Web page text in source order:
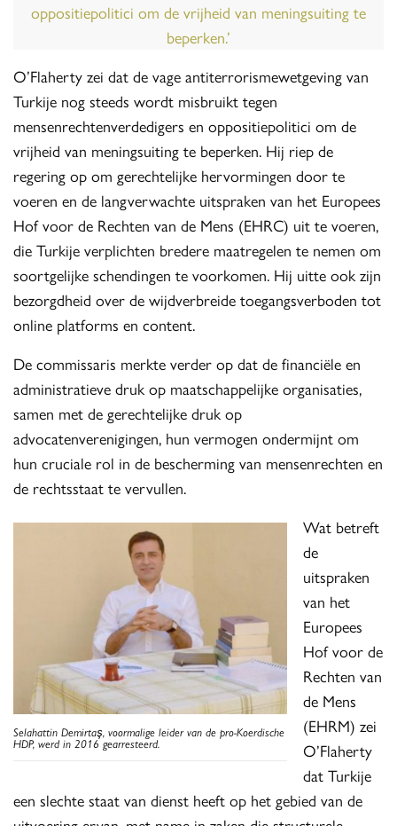
oppositiepolitici om de vrijheid van meningsuiting te
beperken.’
O’Flaherty zei dat de vage antiterrorismewetgeving van
Turkije nog steeds wordt misbruikt tegen
mensenrechtenverdedigers en oppositiepolitici om de
vrijheid van meningsuiting te beperken. Hij riep de
regering op om gerechtelijke hervormingen door te
voeren en de langverwachte uitspraken van het Europees
Hof voor de Rechten van de Mens (EHRC) uit te voeren,
die Turkije verplichten bredere maatregelen te nemen om
soortgelijke schendingen te voorkomen. Hij uitte ook zijn
bezorgdheid over de wijdverbreide toegangsverboden tot
online platforms en content.
De commissaris merkte verder op dat de financiële en
administratieve druk op maatschappelijke organisaties,
samen met de gerechtelijke druk op
advocatenverenigingen, hun vermogen ondermijnt om
hun cruciale rol in de bescherming van mensenrechten en
de rechtsstaat te vervullen.
Selahattin Demirtaş, voormalige leider van de pro-Koerdische
HDP, werd in 2016 gearresteerd.
Wat betreft
de
uitspraken
van het
Europees
Hof voor de
Rechten van
de Mens
(EHRM) zei
O’Flaherty
dat Turkije
een slechte staat van dienst heeft op het gebied van de